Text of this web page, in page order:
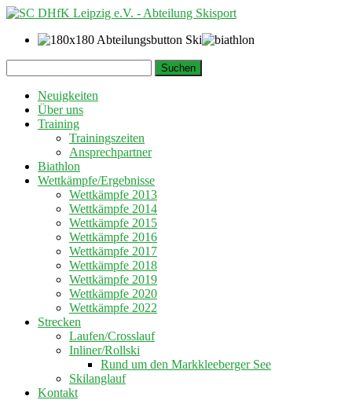
zum
Inhalt
nach:
Neuigkeiten
Über uns
Training
Trainingszeiten
Ansprechpartner
Biathlon
Wettkämpfe/Ergebnisse
Wettkämpfe 2013
Wettkämpfe 2014
Wettkämpfe 2015
Wettkämpfe 2016
Wettkämpfe 2017
Wettkämpfe 2018
Wettkämpfe 2019
Wettkämpfe 2020
Wettkämpfe 2022
Strecken
Laufen/Crosslauf
Inliner/Rollski
Rund um den Markkleeberger See
Skilanglauf
Kontakt